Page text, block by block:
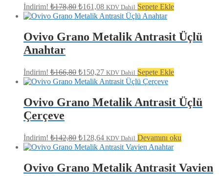
İndirim! ₺178,80 Orijinal
fiyat:
₺161,08 Şu
andaki
fiyat:
₺161,08.
KDV Dahil Sepete Ekle
Ovivo Grano Metalik Antrasit Üçlü
Anahtar
İndirim! ₺166,80 Orijinal
fiyat:
₺150,27Şu
andaki
fiyat:
₺150,27.
KDV Dahil Sepete Ekle
Ovivo Grano Metalik Antrasit Üçlü
Çerçeve
İndirim! ₺142,80 Orijinal
fiyat:
₺128,64 Şu
andaki
fiyat:
₺128,64.
KDV Dahil Devamını oku
Ovivo Grano Metalik Antrasit Vavien